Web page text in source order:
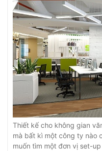
Thiết kế cho không gian
mà bất kì một công ty nào
muốn tìm một đơn vị set-